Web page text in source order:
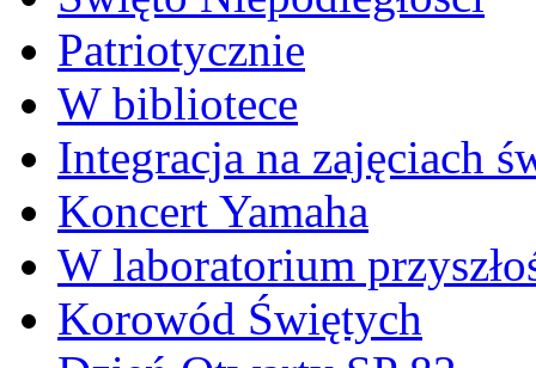
Patriotycznie
W bibliotece
Integracja na zajęciach
Koncert Yamaha
W laboratorium
Korowód Świętych